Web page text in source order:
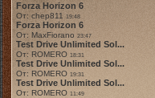
Forza Horizon 6
От: chep811 19:48
Forza Horizon 6
От: MaxFiorano 23:47
Test Drive Unlimited Sol...
От: ROMERO 18:31
Test Drive Unlimited Sol...
От: ROMERO 19:31
Test Drive Unlimited Sol...
От: ROMERO 11:49